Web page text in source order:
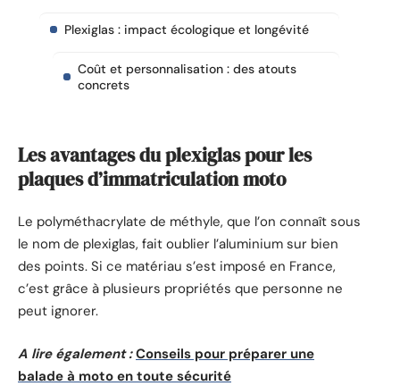
Plexiglas : impact écologique et longévité
Coût et personnalisation : des atouts
concrets
Les avantages du plexiglas pour les
plaques d’immatriculation moto
Le polyméthacrylate de méthyle, que l’on connaît sous
le nom de plexiglas, fait oublier l’aluminium sur bien
des points. Si ce matériau s’est imposé en France,
c’est grâce à plusieurs propriétés que personne ne
peut ignorer.
A lire également : Conseils pour préparer une
balade à moto en toute sécurité